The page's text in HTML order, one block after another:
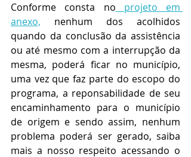
Conforme consta no projeto em
anexo, nenhum dos acolhidos
quando da conclusão da assistência
ou até mesmo com a interrupção da
mesma, poderá ficar no município,
uma vez que faz parte do escopo do
programa, a reponsabilidade de seu
encaminhamento para o município
de origem e sendo assim, nenhum
problema poderá ser gerado, saiba
mais a nosso respeito acessando o